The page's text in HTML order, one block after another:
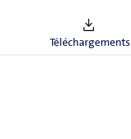
Téléchargements